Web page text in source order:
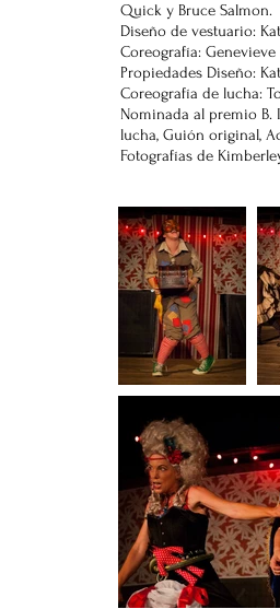
Quick y Bruce Salmon.
Diseño de vestuario:
Coreografía:
Propiedades Diseño:
Coreografía de lucha:
Nominada al premio B.
lucha, Guión original,
Fotografías de